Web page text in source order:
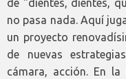
de "dientes, dientes,
no pasa nada. Aquí
un proyecto
de nuevas
cámara, acción. En